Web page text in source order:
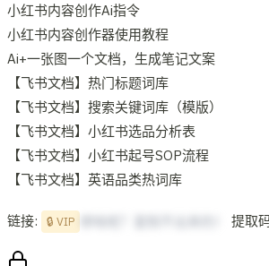
小红书内容创作Ai指令
小红书内容创作器使用教程
Ai+一张图一个文档，生成笔记文案
【飞书文档】热门标题词库
【飞书文档】搜索关键词库（模版）
【飞书文档】小红书选品分析表
【飞书文档】小红书起号SOP流程
【飞书文档】英语品类热词库
链接: 🔒 VIP 提取